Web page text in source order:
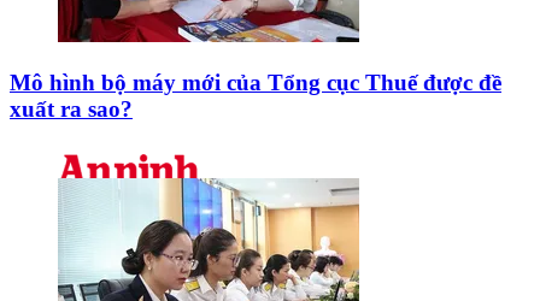
Mô hình bộ máy mới của Tổng cục Thuế được đề
xuất ra sao?